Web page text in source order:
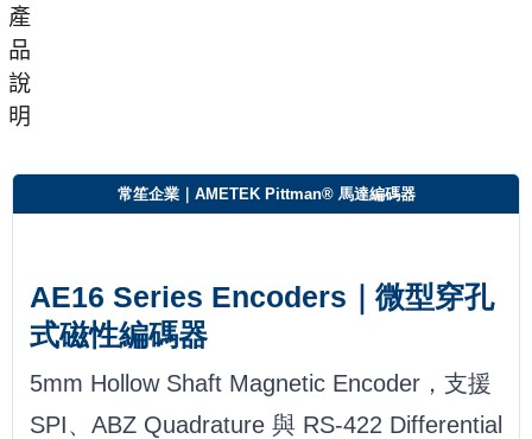
產
品
說
明
常笙企業｜AMETEK Pittman® 馬達編碼器
AE16 Series Encoders｜微型穿孔
式磁性編碼器
5mm Hollow Shaft Magnetic Encoder，支援
SPI、ABZ Quadrature 與 RS-422 Differential